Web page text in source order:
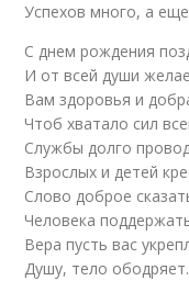
Успехов много, а
С днем рождения
И от всей души
Вам здоровья и
Чтоб хватало сил
Службы долго
Взрослых и детей
Слово доброе
Человека
Вера пусть вас
Душу, тело ободряет.